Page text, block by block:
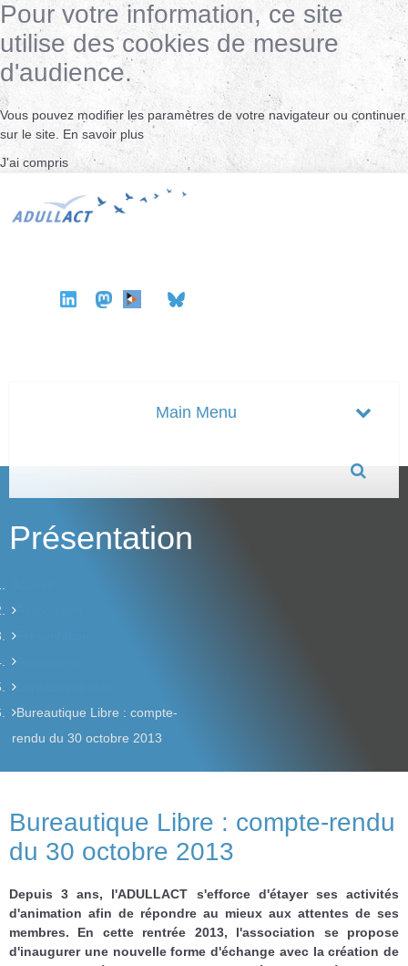
Pour votre information, ce site
utilise des cookies de mesure
d'audience.
Vous pouvez modifier les paramètres de votre navigateur ou continuer
sur le site. En savoir plus
J'ai compris
Présentation
Bureautique Libre : compte-
rendu du 30 octobre 2013
Bureautique Libre : compte-rendu
du 30 octobre 2013
Depuis 3 ans, l'ADULLACT s'efforce d'étayer ses activités
d'animation afin de répondre au mieux aux attentes de ses
membres. En cette rentrée 2013, l'association se propose
d'inaugurer une nouvelle forme d'échange avec la création de